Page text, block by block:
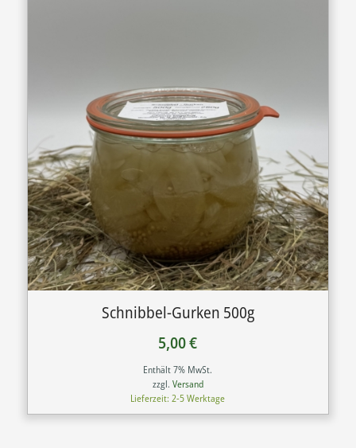
Schnibbel-Gurken 500g
5,00€
Enthält 7% MwSt.
zzgl. Versand
Lieferzeit: 2-5 Werktage